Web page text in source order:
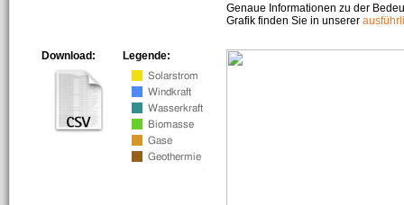
Genaue Informationen zu der
Grafik finden Sie in unserer
Legende:
Download: